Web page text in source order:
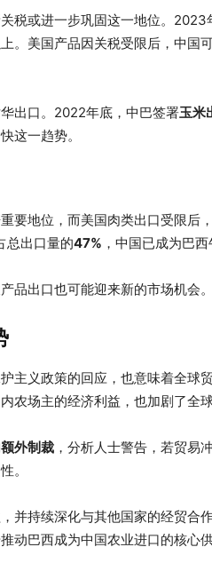
关税或进一步巩固这一地位。
。美国产品因关税受限后，中国
出口。2022年底，中巴签署玉米
这一趋势。
要地位，而美国肉类出口受限后
总出口量的47% ，中国已成为巴西
品出口也可能迎来新的市场机会。
主义政策的回应，也意味着全球
农场主的经济利益，也加剧了全
外制裁 ，分析人士警告，若贸易
。
并持续深化与其他国家的经贸合
动巴西成为中国农业进口的核心供